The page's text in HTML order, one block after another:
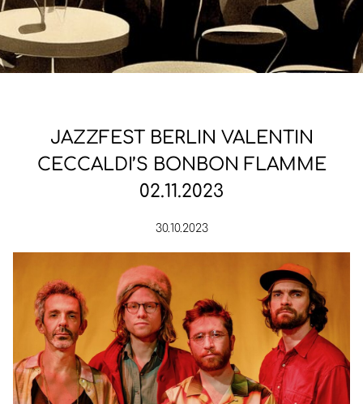
JAZZFEST BERLIN VALENTIN
CECCALDI’S BONBON FLAMME
02.11.2023
30.10.2023